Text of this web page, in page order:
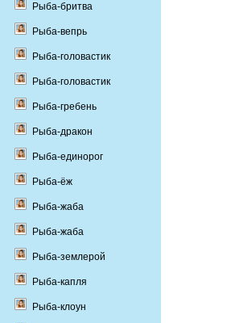
Рыба-бритва
Рыба-вепрь
Рыба-головастик
Рыба-головастик
Рыба-гребень
Рыба-дракон
Рыба-единорог
Рыба-ёж
Рыба-жаба
Рыба-жаба
Рыба-землерой
Рыба-капля
Рыба-клоун